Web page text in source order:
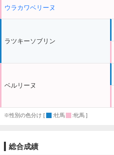
ウラカワベリーヌ
ラツキーソブリン
ベルリーヌ
※性別の色分け [ :牡馬 :牝馬 ]
総合成績